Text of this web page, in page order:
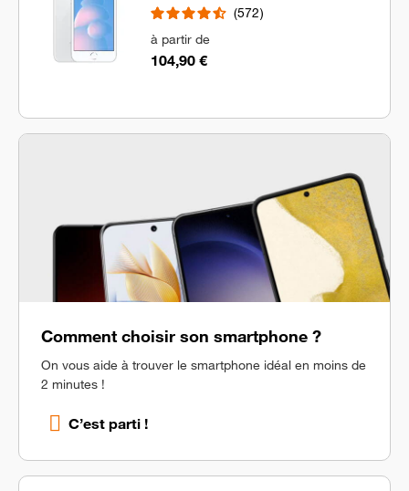
572
à partir de
104,90 €
Comment choisir son smartphone ?
On vous aide à trouver le smartphone idéal en moins de
2 minutes !
C’est parti !